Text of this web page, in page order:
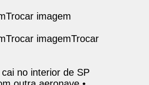
Trocar imagem
Trocar imagemTrocar
no interior de SP